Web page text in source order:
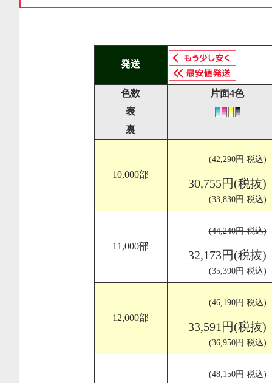
発送
色数
片面4色
表
裏
10,000部
(42,290円 税込)
30,755円(税抜)
(33,830円 税込)
11,000部
(44,240円 税込)
32,173円(税抜)
(35,390円 税込)
12,000部
(46,190円 税込)
33,591円(税抜)
(36,950円 税込)
(48,150円 税込)